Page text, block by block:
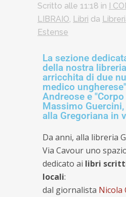
Scritto alle 11:18 in I
LIBRAIO, Libri da
Estense
La sezione
della nostra
arricchita di due
medico
Andreose e
Massimo
alla Gregoriana in
Da anni, alla libreria
Via Cavour uno
dedicato ai libri
locali:
dal giornalista Nicola